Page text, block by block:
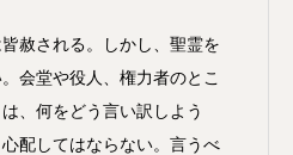
赦される。しかし、聖霊を
会堂や役人、権力者のとこ
、何をどう言い訳しよう
配してはならない。言うべ